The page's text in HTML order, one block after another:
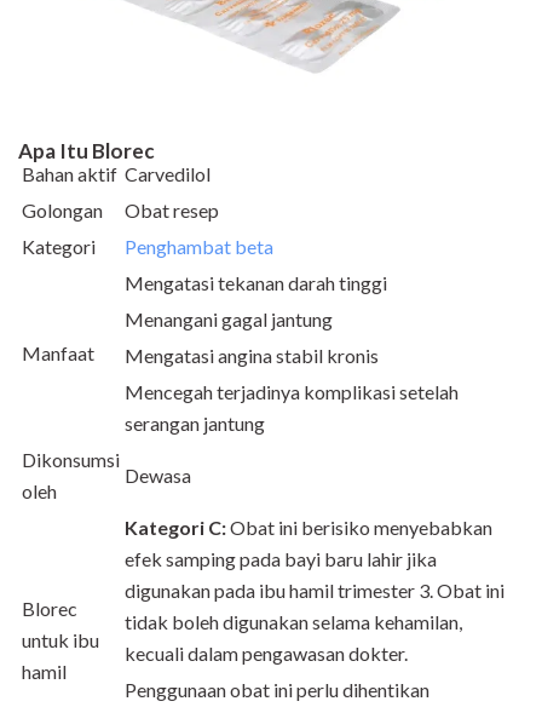
Apa Itu Blorec
Bahan aktif Carvedilol
Golongan
Obat resep
Kategori
Penghambat beta
Manfaat
Mengatasi tekanan darah tinggi
Menangani gagal jantung
Mengatasi angina stabil kronis
Mencegah terjadinya komplikasi setelah
serangan jantung
Dikonsumsi
oleh
Dewasa
Blorec
untuk ibu
hamil
Kategori C:Obat ini berisiko menyebabkan
efek samping pada bayi baru lahir jika
digunakan pada ibu hamil trimester 3. Obat ini
tidak boleh digunakan selama kehamilan,
kecuali dalam pengawasan dokter.
Penggunaan obat ini perlu dihentikan